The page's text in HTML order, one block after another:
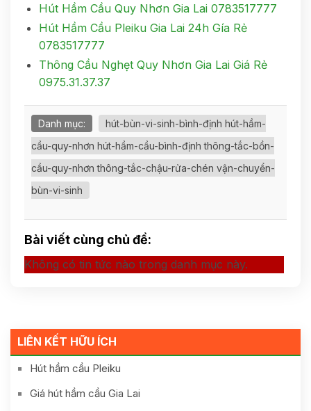
LIÊN KẾT HỮU ÍCH
Hút hầm cầu Pleiku
Giá hút hầm cầu Gia Lai
Hút Hầm Cầu Quy Nhơn Gia Lai 0783517777
Hút Hầm Cầu Pleiku Gia Lai 24h Gía Rẻ
0783517777
Thông Cầu Nghẹt Quy Nhơn Gia Lai Giá Rẻ
0975.31.37.37
Danh mục:
hút-bùn-vi-sinh-bình-định hút-hầm-
cầu-quy-nhơn hút-hầm-cầu-bình-định thông-tắc-bồn-
cầu-quy-nhơn thông-tắc-chậu-rửa-chén vận-chuyển-
bùn-vi-sinh
Bài viết cùng chủ đề:
Không có tin tức nào trong danh mục này.